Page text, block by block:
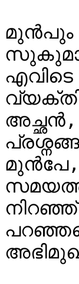
മുൻപും
മുൻപേ,
സമയത്ത്
അഭിമുഖത്തിൽ‌ മല്ലിക